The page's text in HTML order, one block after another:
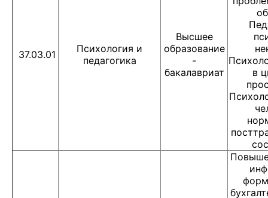
37.03.01
Психология и
педагогика
Высшее
образование
-
бакалавриат
в